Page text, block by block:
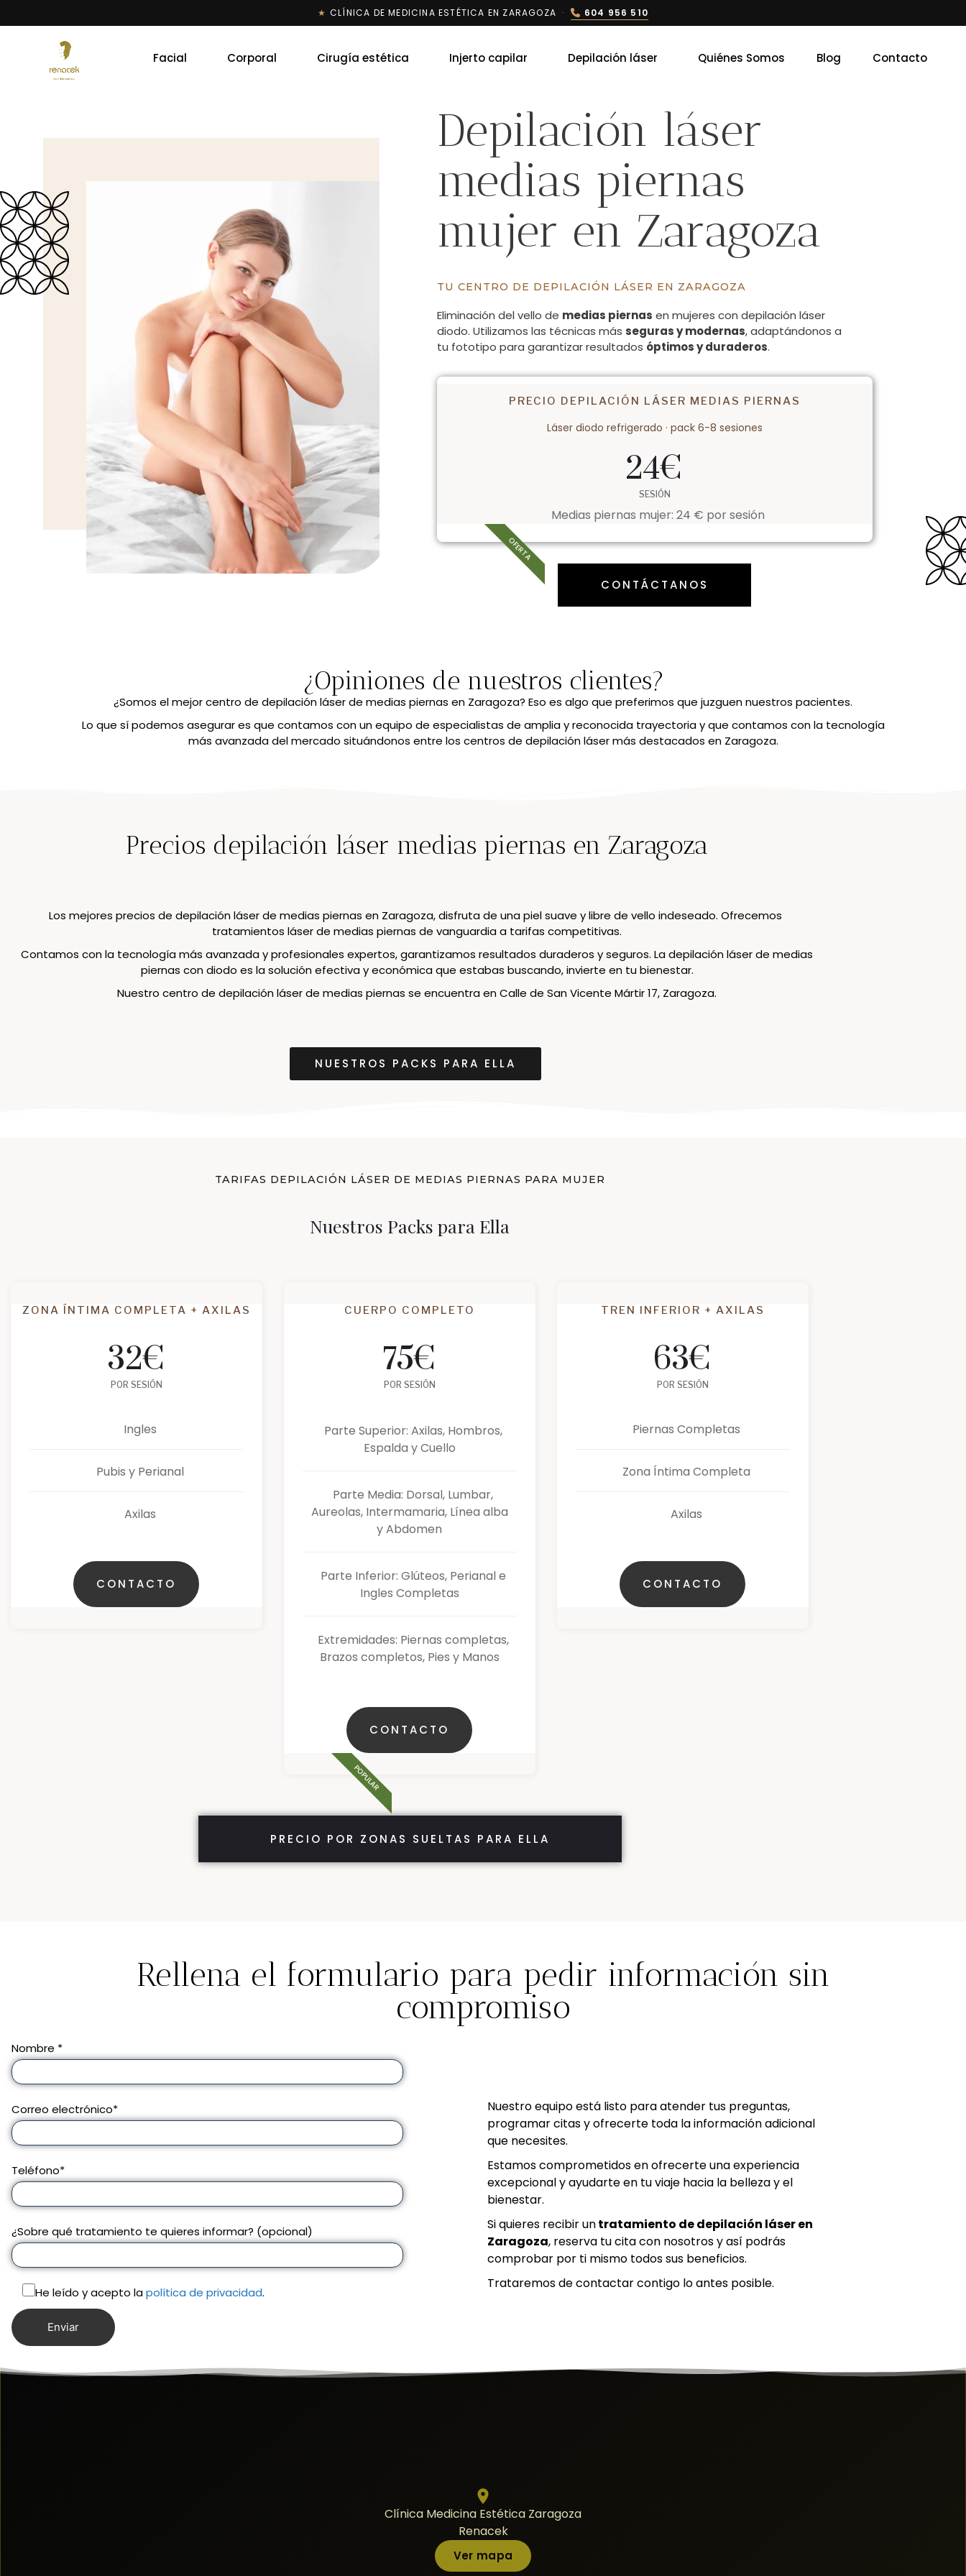
★ CLÍNICA DE MEDICINA ESTÉTICA EN ZARAGOZA · 604 956 510
Facial Corporal Cirugía estética Injerto capilar Depilación láser Quiénes Somos Blog Contacto
Depilación láser
medias piernas
mujer en Zaragoza
TU CENTRO DE DEPILACIÓN LÁSER EN ZARAGOZA
Eliminación del vello de medias piernas en mujeres con depilación láser
diodo. Utilizamos las técnicas más seguras y modernas, adaptándonos a
tu fototipo para garantizar resultados óptimos y duraderos.
PRECIO DEPILACIÓN LÁSER MEDIAS PIERNAS
Láser diodo refrigerado · pack 6-8 sesiones
24€
SESIÓN
Medias piernas mujer: 24 € por sesión
OFERTA
CONTÁCTANOS
¿Opiniones de nuestros clientes?
¿Somos el mejor centro de depilación láser de medias piernas en Zaragoza? Eso es algo que preferimos que juzguen nuestros pacientes.
Lo que sí podemos asegurar es que contamos con un equipo de especialistas de amplia y reconocida trayectoria y que contamos con la tecnología
más avanzada del mercado situándonos entre los centros de depilación láser más destacados en Zaragoza.
Precios depilación láser medias piernas en Zaragoza
Los mejores precios de depilación láser de medias piernas en Zaragoza, disfruta de una piel suave y libre de vello indeseado. Ofrecemos
tratamientos láser de medias piernas de vanguardia a tarifas competitivas.
Contamos con la tecnología más avanzada y profesionales expertos, garantizamos resultados duraderos y seguros. La depilación láser de medias
piernas con diodo es la solución efectiva y económica que estabas buscando, invierte en tu bienestar.
Nuestro centro de depilación láser de medias piernas se encuentra en Calle de San Vicente Mártir 17, Zaragoza.
NUESTROS PACKS PARA ELLA
TARIFAS DEPILACIÓN LÁSER DE MEDIAS PIERNAS PARA MUJER
Nuestros Packs para Ella
ZONA ÍNTIMA COMPLETA + AXILAS
32€
POR SESIÓN
Ingles
Pubis y Perianal
Axilas
CONTACTO
CUERPO COMPLETO
75€
POR SESIÓN
Parte Superior: Axilas, Hombros,
Espalda y Cuello
Parte Media: Dorsal, Lumbar,
Aureolas, Intermamaria, Línea alba
y Abdomen
Parte Inferior: Glúteos, Perianal e
Ingles Completas
Extremidades: Piernas completas,
Brazos completos, Pies y Manos
CONTACTO
POPULAR
TREN INFERIOR + AXILAS
63€
POR SESIÓN
Piernas Completas
Zona Íntima Completa
Axilas
CONTACTO
PRECIO POR ZONAS SUELTAS PARA ELLA
Rellena el formulario para pedir información sin
compromiso
Nombre *
Correo electrónico*
Teléfono*
¿Sobre qué tratamiento te quieres informar? (opcional)
He leído y acepto lapolítica de privacidad.
Nuestro equipo está listo para atender tus preguntas,
programar citas y ofrecerte toda la información adicional
que necesites.
Estamos comprometidos en ofrecerte una experiencia
excepcional y ayudarte en tu viaje hacia la belleza y el
bienestar.
Si quieres recibir untratamiento de depilación láser en
Zaragoza, reserva tu cita con nosotros y así podrás
comprobar por ti mismo todos sus beneficios.
Trataremos de contactar contigo lo antes posible.
Clínica Medicina Estética Zaragoza
Renacek
Ver mapa